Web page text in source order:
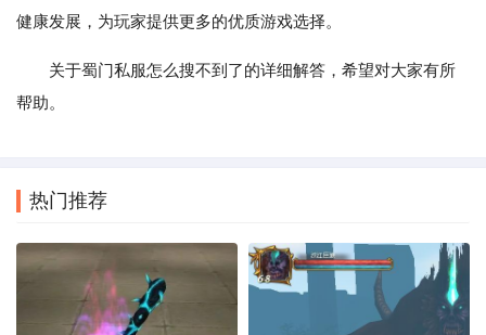
健康发展，为玩家提供更多的优质游戏选择。
关于蜀门私服怎么搜不到了的详细解答，希望对大家有所
帮助。
热门推荐